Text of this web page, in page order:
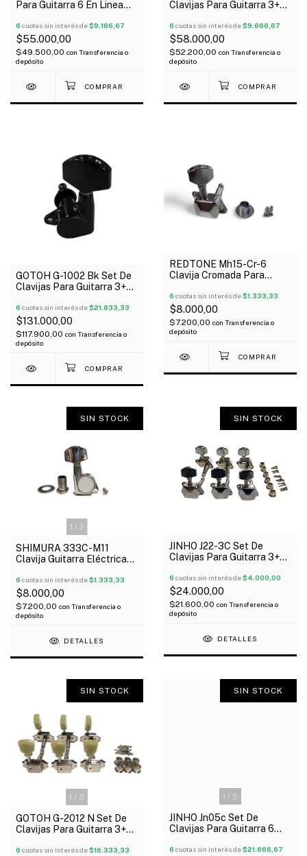
Para Guitarra 6 En Linea
6 cuotas sin interés de$9.166,67
$55.000,00
$49.500,00 con Transferencia o
depósito
Clavijas Para Guitarra 3+3
6 cuotas sin interés de$9.666,67
$58.000,00
$52.200,00 con Transferencia o
depósito
GOTOH G-1002 Bk Set De
Clavijas Para Guitarra 3+3
6 cuotas sin interés de$21.833,33
$131.000,00
$117.900,00 con Transferencia o
depósito
REDTONE Mh15-Cr-6
Clavija Cromada Para
Linea X Unidad
6 cuotas sin interés de$1.333,33
$8.000,00
$7.200,00 con Transferencia o
depósito
1 / 2
SIN STOCK
SHIMURA 333C-M11
Clavija Guitarra Eléctrica
X Unidad
6 cuotas sin interés de$1.333,33
$8.000,00
$7.200,00 con Transferencia o
depósito
DETALLES
SIN STOCK
JINHO J22-3C Set De
Clavijas Para Guitarra 3+3
6 cuotas sin interés de$4.000,00
$24.000,00
$21.600,00 con Transferencia o
depósito
DETALLES
1 / 3
SIN STOCK
GOTOH G-2012 N Set De
Clavijas Para Guitarra 3+3
6 cuotas sin interés de$16.333,33
1 / 5
SIN STOCK
JINHO Jn05c Set De
Clavijas Para Guitarra 6
6 cuotas sin interés de$21.666,67